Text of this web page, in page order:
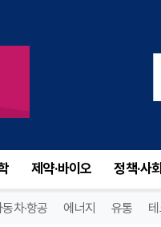
제약·바이오 정책·사회
차·항공 에너지 유통